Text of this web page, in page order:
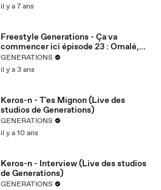
il y a 7 ans
Freestyle Generations - Ça va
commencer ici épisode 23 : Omalé,
Nevon, Regasito et Diname
GENERATIONS
il y a 3 ans
Keros-n - T'es Mignon (Live des
studios de Generations)
GENERATIONS
il y a 10 ans
Keros-n - Interview (Live des studios
de Generations)
GENERATIONS